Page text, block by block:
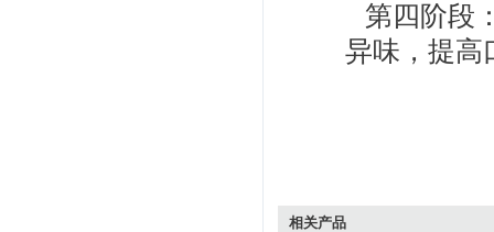
第四阶段
异味，提高
相关产品